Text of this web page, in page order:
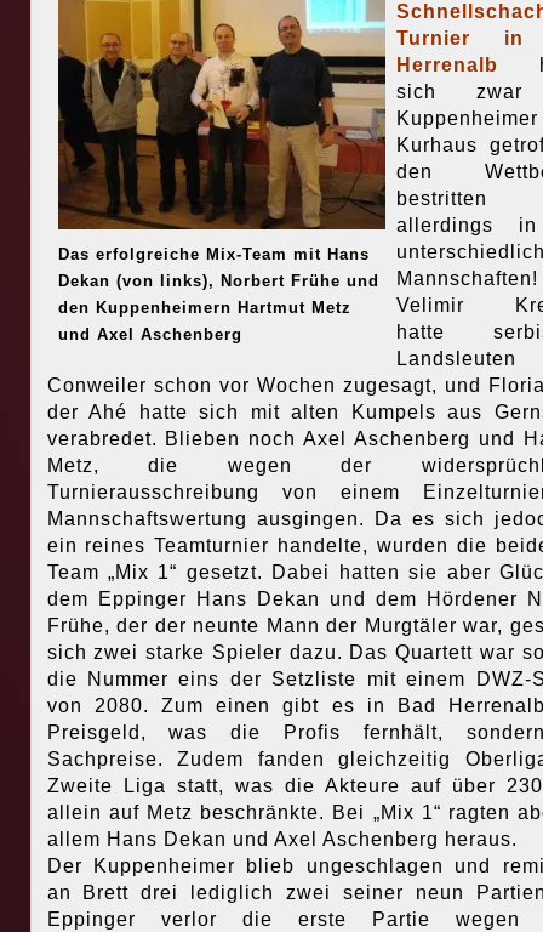
Das erfolgreiche Mix-Team mit Hans
Dekan (von links), Norbert Frühe und
den Kuppenheimern Hartmut Metz
und Axel Aschenberg
Turnier in
Herrenalb
sich zwar
Kurhaus
den
allerdings
Mannschaften!
Velimir
hatte
Conweiler schon vor Wochen zugesagt, und
der Ahé hatte sich mit alten Kumpels aus
verabredet. Blieben noch Axel Aschenberg und
Metz, die wegen der
Turnierausschreibung von einem
Mannschaftswertung ausgingen. Da es sich
ein reines Teamturnier handelte, wurden die
Team „Mix 1“ gesetzt. Dabei hatten sie aber
dem Eppinger Hans Dekan und dem Hördener
Frühe, der der neunte Mann der Murgtäler war,
sich zwei starke Spieler dazu. Das Quartett war
die Nummer eins der Setzliste mit einem DWZ-
von 2080. Zum einen gibt es in Bad
Preisgeld, was die Profis fernhält,
Sachpreise. Zudem fanden gleichzeitig
Zweite Liga statt, was die Akteure auf über
allein auf Metz beschränkte. Bei „Mix 1“ ragten
allem Hans Dekan und Axel Aschenberg heraus.
Der Kuppenheimer blieb ungeschlagen und
an Brett drei lediglich zwei seiner neun
Eppinger verlor die erste Partie wegen